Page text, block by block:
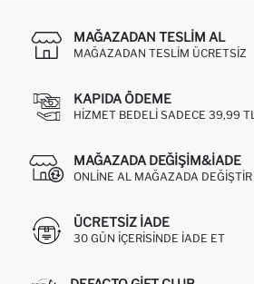
MAĞAZADAN TESLIM AL
MAĞAZADAN TESLIM ÜCRETSIZ
KAPIDA ÖDEME
HIZMET BEDELI SADECE 39,99 TL
MAĞAZADA DEĞIŞIM&İADE
ONLINE AL MAĞAZADA DEĞIŞTIR
ÜCRETSIZ IADE
30 GÜN IÇERISINDE IADE ET